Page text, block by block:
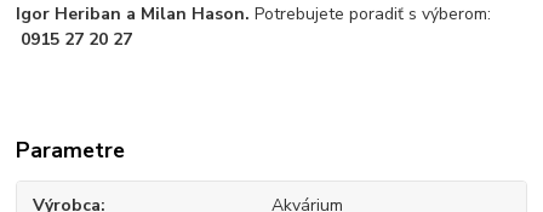
Igor Heriban a Milan Hason.Potrebujete poradiť s výberom:
0915 27 20 27
Parametre
Výrobca Akvárium